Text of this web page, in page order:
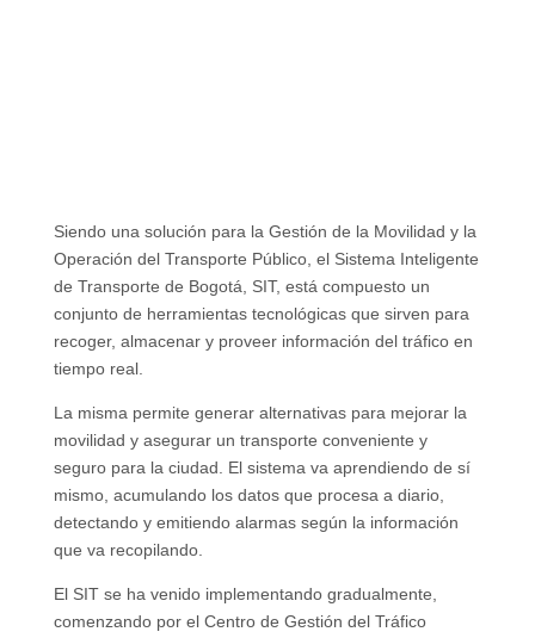
Siendo una solución para la Gestión de la Movilidad y la
Operación del Transporte Público, el Sistema Inteligente
de Transporte de Bogotá, SIT, está compuesto un
conjunto de herramientas tecnológicas que sirven para
recoger, almacenar y proveer información del tráfico en
tiempo real.
La misma permite generar alternativas para mejorar la
movilidad y asegurar un transporte conveniente y
seguro para la ciudad. El sistema va aprendiendo de sí
mismo, acumulando los datos que procesa a diario,
detectando y emitiendo alarmas según la información
que va recopilando.
El SIT se ha venido implementando gradualmente,
comenzando por el Centro de Gestión del Tráfico